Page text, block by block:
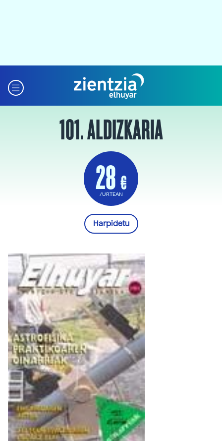
101. ALDIZKARIA
28 €
/URTEAN
Harpidetu